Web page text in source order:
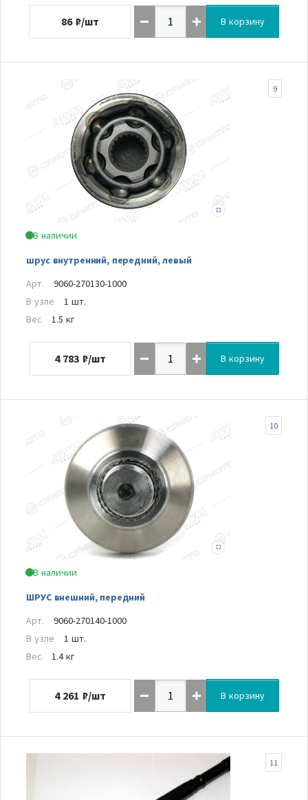
86 ₽/шт В корзину
В наличии
шрус внутренний, передний, левый
9
Арт.
9060-270130-1000
В узле
1 шт.
Вес
1.5 кг
4 783 ₽/шт В корзину
В наличии
ШРУС внешний, передний
10
Арт.
9060-270140-1000
В узле
1 шт.
Вес
1.4 кг
4 261 ₽/шт В корзину
11